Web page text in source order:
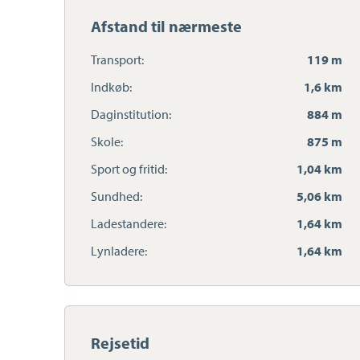
Afstand til nærmeste
Transport:
119 m
Indkøb:
1,6 km
Daginstitution:
884 m
Skole:
875 m
Sport og fritid:
1,04 km
Sundhed:
5,06 km
Ladestandere:
1,64 km
Lynladere:
1,64 km
Rejsetid